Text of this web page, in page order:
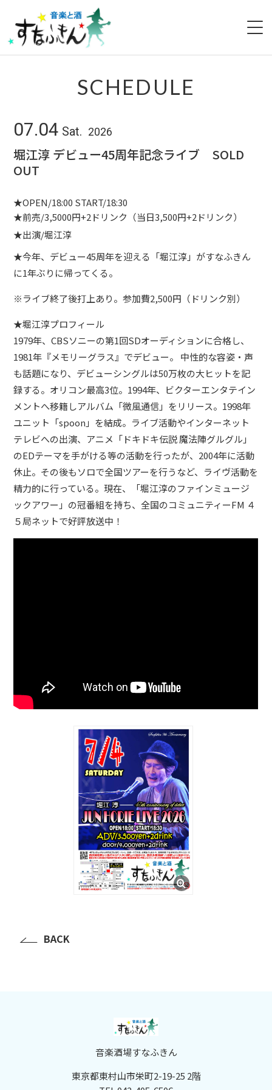
ACCESS
CONTACT
SCHEDULE
07.04 Sat. 2026
堀江淳 デビュー45周年記念ライブ SOLD
OUT
★OPEN/18:00 START/18:30
★前売/3,5000円+2ドリンク（当日3,500円+2ドリンク）
★出演/堀江淳
★今年、デビュー45周年を迎える「堀江淳」がすなふきん
に1年ぶりに帰ってくる。
※ライブ終了後打上あり。参加費2,500円（ドリンク別）
★堀江淳プロフィール
1979年、CBSソニーの第1回SDオーディションに合格し、
1981年『メモリーグラス』でデビュー。 中性的な容姿・声
も話題になり、デビューシングルは50万枚の大ヒットを記
録する。オリコン最高3位。1994年、ビクターエンタテイン
メントへ移籍しアルバム「微風通信」をリリース。1998年
ユニット「spoon」を結成。ライブ活動やインターネット
テレビへの出演、アニメ「ドキドキ伝説 魔法陣グルグル」
のEDテーマを手がける等の活動を行ったが、2004年に活動
休止。その後もソロで全国ツアーを行うなど、ライヴ活動を
精力的に行っている。現在、「堀江淳のファインミュージ
ックアワー」の冠番組を持ち、全国のコミュニティーFM ４
５局ネットで好評放送中！
BACK
音楽酒場すなふきん
東京都東村山市栄町2-19-25 2階